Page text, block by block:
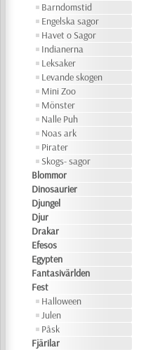
Barndomstid
Engelska sagor
Havet o Sagor
Indianerna
Leksaker
Levande skogen
Mini Zoo
Mönster
Nalle Puh
Noas ark
Pirater
Skogs- sagor
Blommor
Dinosaurier
Djungel
Djur
Drakar
Efesos
Egypten
Fantasivärlden
Fest
Halloween
Julen
Påsk
Fjärilar